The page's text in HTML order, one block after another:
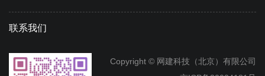
联系我们
Copyright © 网建科技（北京）有限公司